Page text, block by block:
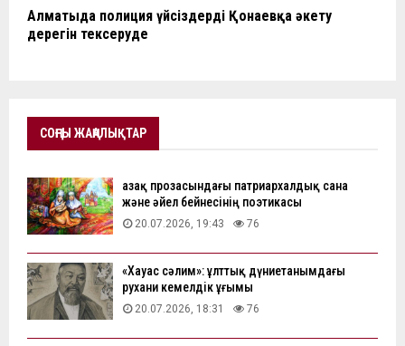
Алматыда полиция үйсіздерді Қонаевқа әкету
дерегін тексеруде
СОҢҒЫ ЖАҢАЛЫҚТАР
Қазақ прозасындағы патриархалдық сана
және әйел бейнесінің поэтикасы
20.07.2026, 19:43 76
«Хауас сәлим»: ұлттық дүниетанымдағы
рухани кемелдік ұғымы
20.07.2026, 18:31 76